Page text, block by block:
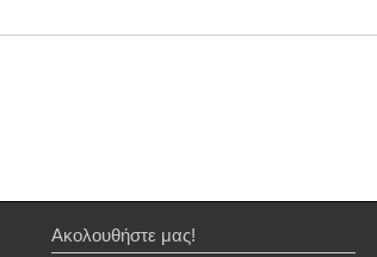
Ακολουθήστε μας!